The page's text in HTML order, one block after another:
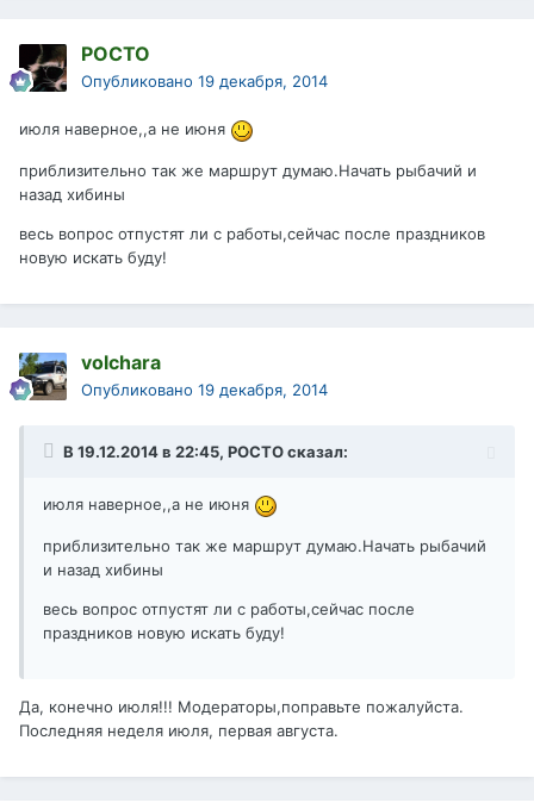
РОСТО
Опубликовано 19 декабря, 2014
июля наверное,,а не июня
приблизительно так же маршрут думаю.Начать рыбачий и
назад хибины
весь вопрос отпустят ли с работы,сейчас после праздников
новую искать буду!
volchara
Опубликовано 19 декабря, 2014
В 19.12.2014 в 22:45, РОСТО сказал:
июля наверное,,а не июня
приблизительно так же маршрут думаю.Начать рыбачий
и назад хибины
весь вопрос отпустят ли с работы,сейчас после
праздников новую искать буду!
Да, конечно июля!!! Модераторы,поправьте пожалуйста.
Последняя неделя июля, первая августа.